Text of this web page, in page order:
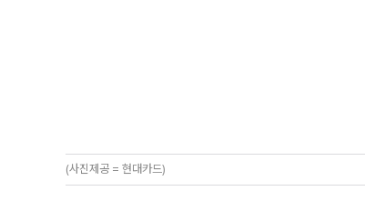
(사진제공 = 현대카드)